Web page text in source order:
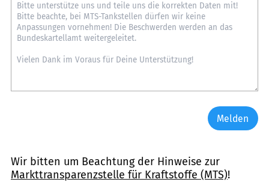
Melden
Wir bitten um Beachtung der Hinweise zur
Markttransparenzstelle für Kraftstoffe (MTS)!